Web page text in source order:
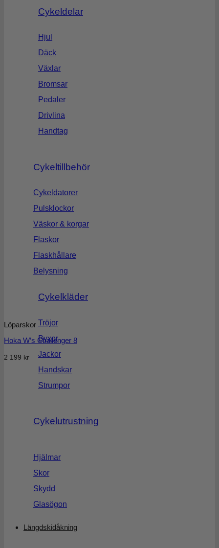
Cykeldelar
Hjul
Däck
Växlar
Bromsar
Pedaler
Drivlina
Handtag
Cykeltillbehör
Cykeldatorer
Pulsklockor
Väskor & korgar
Flaskor
Flaskhållare
Belysning
Cykelkläder
Tröjor
Byxor
Jackor
Handskar
Strumpor
Cykelutrustning
Hjälmar
Skor
Skydd
Glasögon
Längdskidåkning
Löparskor
Hoka W’s Challenger 8
2 199 kr